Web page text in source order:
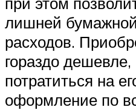
лишней
расходов.
гораздо
потратиться на
оформление по